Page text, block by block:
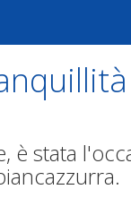
è stata